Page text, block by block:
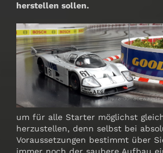
herstellen sollen.
um für alle Starter möglichst
herzustellen, denn selbst bei
Voraussetzungen bestimmt über